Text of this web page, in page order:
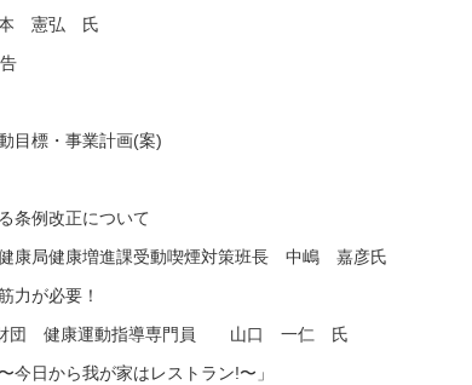
憲弘 氏
事業計画(案)
例改正について
増進課受動喫煙対策班長 中嶋 嘉彦氏
が必要！
運動指導専門員 山口 一仁 氏
から我が家はレストラン!〜」